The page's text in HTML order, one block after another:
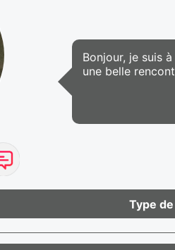
Bonjour, je suis
une belle
Type